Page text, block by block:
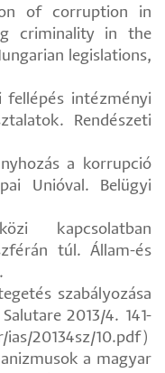
of corruption in
criminality in the
legislations,
fellépés intézményi
Rendészeti
a korrupció
Unióval. Belügyi
kapcsolatban
túl. Állam-és
szabályozása
2013/4. 141-
ias/20134sz/10.pdf)
a magyar